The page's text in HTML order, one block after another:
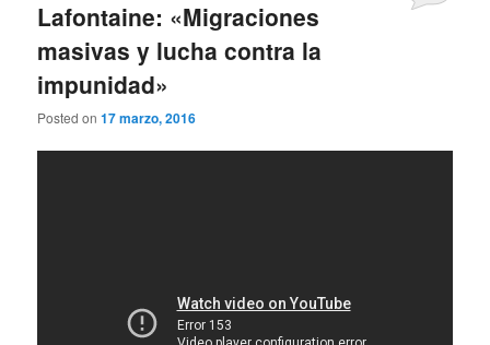
Lafontaine: «Migraciones
masivas y lucha contra la
impunidad»
Posted on17 marzo, 2016